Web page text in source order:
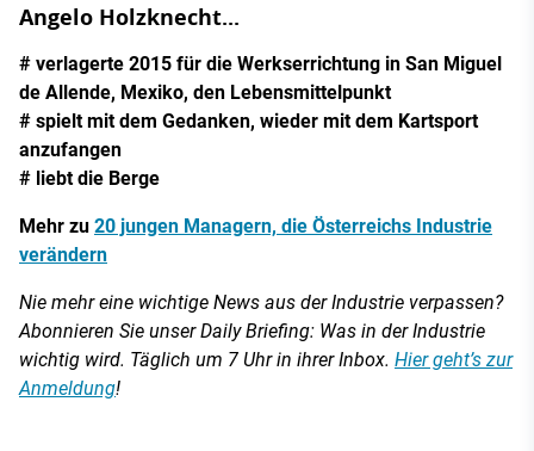
Angelo Holzknecht...
# verlagerte 2015 für die Werkserrichtung in San Miguel
de Allende, Mexiko, den Lebensmittelpunkt
# spielt mit dem Gedanken, wieder mit dem Kartsport
anzufangen
# liebt die Berge
Mehr zu 20 jungen Managern, die Österreichs Industrie
verändern
Nie mehr eine wichtige News aus der Industrie verpassen?
Abonnieren Sie unser Daily Briefing: Was in der Industrie
wichtig wird. Täglich um 7 Uhr in ihrer Inbox. Hier geht’s zur
Anmeldung!